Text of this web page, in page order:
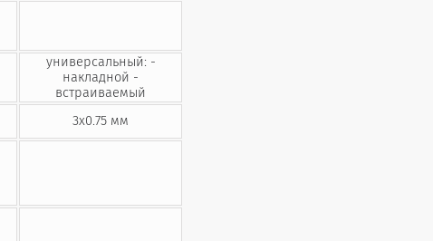
универсальный: -
накладной -
встраиваемый
3х0.75 мм